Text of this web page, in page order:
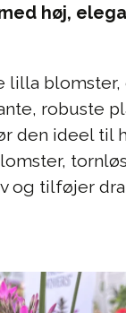
høj,
lilla blomster,
robuste
den ideel til
og tilføjer